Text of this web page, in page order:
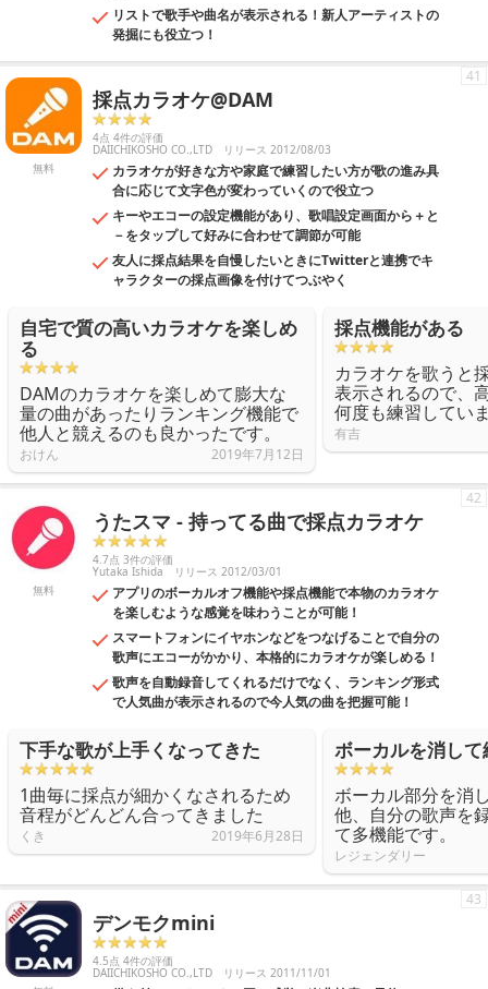
リストで歌手や曲名が表示される！新人アーティストの
発掘にも役立つ！
無料
採点カラオケ@DAM
4点 4件の評価
DAIICHIKOSHO CO.,LTD リリース 2012/08/03
カラオケが好きな方や家庭で練習したい方が歌の進み具
合に応じて文字色が変わっていくので役立つ
キーやエコーの設定機能があり、歌唱設定画面から＋と
－をタップして好みに合わせて調節が可能
友人に採点結果を自慢したいときにTwitterと連携でキ
ャラクターの採点画像を付けてつぶやく
41
自宅で質の高いカラオケを楽しめ
る
DAMのカラオケを楽しめて膨大な
量の曲があったりランキング機能で
他人と競えるのも良かったです。
おけん 2019年7月12日
採点機能がある
カラオケを歌うと
表示されるので、
何度も練習してい
有吉
無料
うたスマ - 持ってる曲で採点カラオケ
4.7点 3件の評価
Yutaka Ishida リリース 2012/03/01
アプリのボーカルオフ機能や採点機能で本物のカラオケ
を楽しむような感覚を味わうことが可能！
スマートフォンにイヤホンなどをつなげることで自分の
歌声にエコーがかかり、本格的にカラオケが楽しめる！
歌声を自動録音してくれるだけでなく、ランキング形式
で人気曲が表示されるので今人気の曲を把握可能！
42
下手な歌が上手くなってきた
1曲毎に採点が細かくなされるため
音程がどんどん合ってきました
くき 2019年6月28日
ボーカルを消し
ボーカル部分を消
他、自分の歌声を
て多機能です。
レジェンダリー
デンモクmini
4.5点 4件の評価
DAIICHIKOSHO CO.,LTD リリース 2011/11/01
43